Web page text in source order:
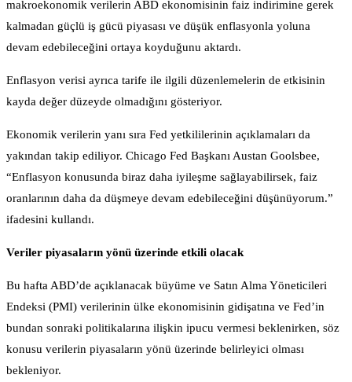
makroekonomik verilerin ABD ekonomisinin faiz indirimine gerek
kalmadan güçlü iş gücü piyasası ve düşük enflasyonla yoluna
devam edebileceğini ortaya koyduğunu aktardı.
Enflasyon verisi ayrıca tarife ile ilgili düzenlemelerin de etkisinin
kayda değer düzeyde olmadığını gösteriyor.
Ekonomik verilerin yanı sıra Fed yetkililerinin açıklamaları da
yakından takip ediliyor. Chicago Fed Başkanı Austan Goolsbee,
“Enflasyon konusunda biraz daha iyileşme sağlayabilirsek, faiz
oranlarının daha da düşmeye devam edebileceğini düşünüyorum.”
ifadesini kullandı.
Veriler piyasaların yönü üzerinde etkili olacak
Bu hafta ABD’de açıklanacak büyüme ve Satın Alma Yöneticileri
Endeksi (PMI) verilerinin ülke ekonomisinin gidişatına ve Fed’in
bundan sonraki politikalarına ilişkin ipucu vermesi beklenirken, söz
konusu verilerin piyasaların yönü üzerinde belirleyici olması
bekleniyor.